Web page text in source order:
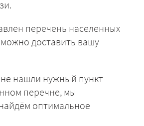
перечень населенных
можно доставить вашу
нашли нужный пункт
перечне, мы
оптимальное